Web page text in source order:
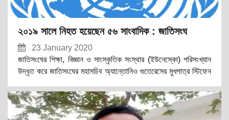
২০১৯ সালে নিহত হয়েছেন ৫৬ সাংবাদিক : জাতিসংঘ
23 January 2020
জাতিসংঘের শিক্ষা, বিজ্ঞান ও সাংস্কৃতিক সংস্থার (ইউনেস্কো) পরিসংখ্যান
উদ্ধৃত করে জাতিসংঘের মহাসচিব অ্যান্তোনিও গুতেরেসের মুখপাত্র স্টিফেন
অপরাধীদের অনেককেই আইনের আওতায় আনা যাচ্ছে না বলে তিনি জানান।